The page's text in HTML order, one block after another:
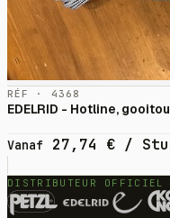
RÉF · 4368
EDELRID - Hotline,
Vanaf 27,74 € /
DISTRIBUTEUR OFFICIEL